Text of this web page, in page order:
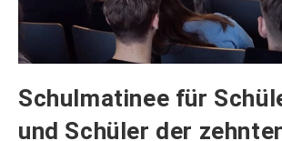
Schulmatinee für
und Schüler der